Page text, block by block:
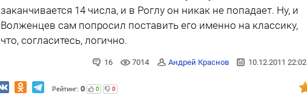
заканчивается 14 числа, и в Роглу он никак не попадает. Ну, и
Волженцев сам попросил поставить его именно на классику,
что, согласитесь, логично.
16 7014 Андрей Краснов 10.12.2011 22:02
Рейтинг: 0 0 0